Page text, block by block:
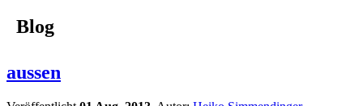
Blog
aussen